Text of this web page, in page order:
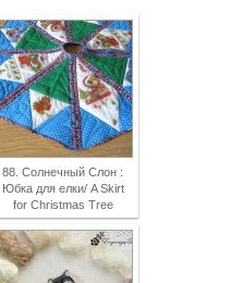
88. Солнечный Слон :
Юбка для елки/ A Skirt
for Christmas Tree